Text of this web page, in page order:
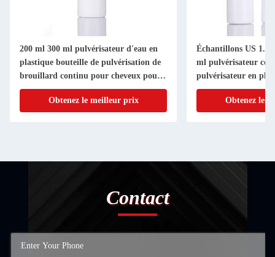
200 ml 300 ml pulvérisateur d'eau en
plastique bouteille de pulvérisation de
brouillard continu pour cheveux pour
l' échantillon demandé
Obtenez le meilleur prix
Échantillons US 1.2
ml pulvérisateur
pulvérisateur en
Obtenez le
Contact